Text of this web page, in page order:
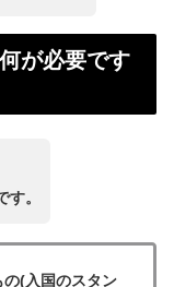
が必要です
。
(入国のスタン